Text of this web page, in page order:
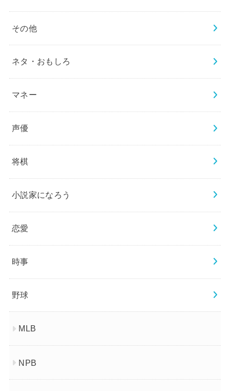
その他
ネタ・おもしろ
マネー
声優
将棋
小説家になろう
恋愛
時事
野球
MLB
NPB